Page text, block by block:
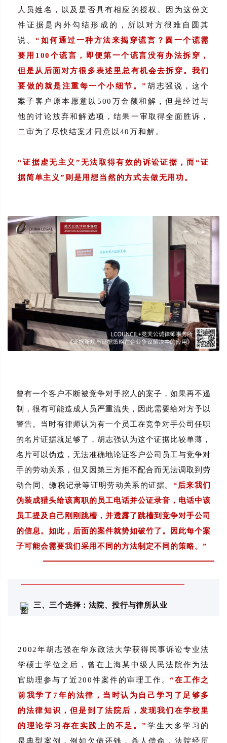
人员姓名，以及是否具有相应的授权。因为这份文
件证据是内外勾结形成的，所以对方很难自圆其
说。“如何通过一种方法来揭穿谎言？圆一个谎需
要用100个谎言，即便第一个谎言没有办法拆穿，
但是从后面对方很多表述里总有机会去拆穿。我们
要做的就是注重每一个小细节。” 胡志强说，这个
案子客户原本愿意以500万金额和解，但是经过与
他的讨论放弃和解选项，结果一审取得全面胜诉，
二审为了尽快结案才同意以40万和解。
“证据虚无主义”无法取得有效的诉讼证据，而“证
据简单主义”则是用想当然的方式去做无用功。
曾有一个客户不断被竞争对手挖人的案子，如果再不遏
制，很有可能造成人员严重流失，因此需要给对方予以
警告。当时有律师认为有一个员工在竞争对手公司任职
的名片证据就足够了，胡志强认为这个证据比较单薄，
名片可以伪造，无法准确地论证客户公司员工与竞争对
手的劳动关系，但又因第三方拒不配合而无法调取到劳
动合同、缴税记录等证明劳动关系的证据。 “后来我们
伪装成猎头给该离职的员工电话并公证录音，电话中该
员工提及自己刚刚跳槽，并透露了跳槽到竞争对手公司
的信息。如此，后面的案件就势如破竹了。因此每个案
子可能会需要我们采用不同的方法制定不同的策略。”
三、三个选择：法院、投行与律所从业
2002年胡志强在华东政法大学获得民事诉讼专业法
学硕士学位之后，曾在上海某中级人民法院作为法
官助理参与了近200件案件的审理工作。“在工作之
前我学了7年的法律，当时认为自己学习了足够多
的法律知识，但是到了法院后，发现我们在学校里
的理论学习存在实践上的不足。” 学生大多学习的
是典型案例，例如欠债还钱，杀人偿命，法院经历